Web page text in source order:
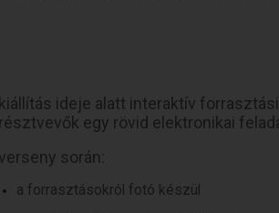
ideje alatt interaktív
egy rövid elektronikai
során:
a forrasztásokról fotó készül